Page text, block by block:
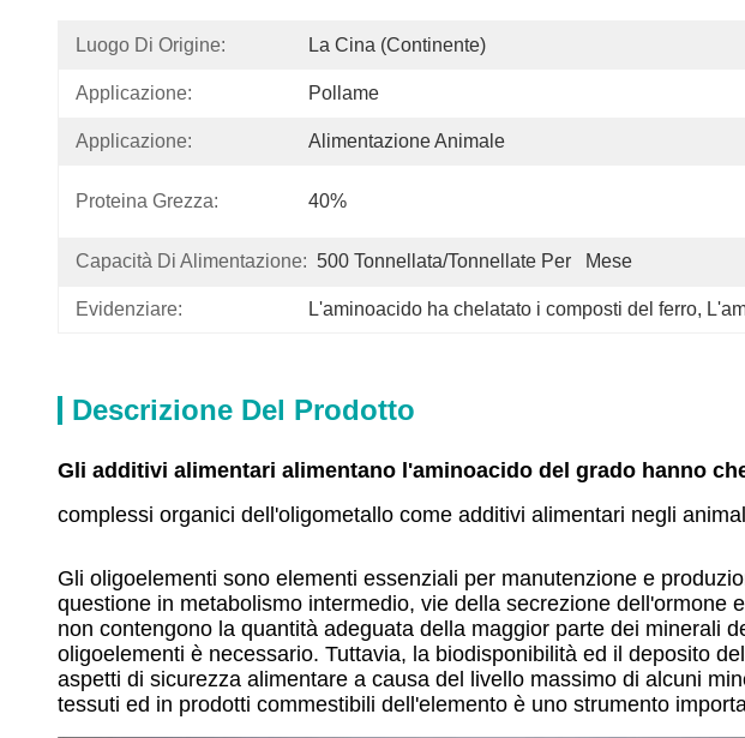
Luogo Di Origine: La Cina (continente)
Applicazione: Pollame
Applicazione: Alimentazione Animale
Proteina Grezza: 40%
Capacità Di Alimentazione: 500 Tonnellata/tonnellate Per   Mese
Evidenziare: L'aminoacido ha chelatato i composti del ferro,
Descrizione Del Prodotto
Gli additivi alimentari alimentano l'aminoacido del grado hanno
complessi organici dell'oligometallo come additivi alimentari negli
Gli oligoelementi sono elementi essenziali per manutenzione e
questione in metabolismo intermedio, vie della secrezione
non contengono la quantità adeguata della maggior parte dei minerali
oligoelementi è necessario. Tuttavia, la biodisponibilità ed il deposito
aspetti di sicurezza alimentare a causa del livello massimo di alcuni
tessuti ed in prodotti commestibili dell'elemento è uno strumento